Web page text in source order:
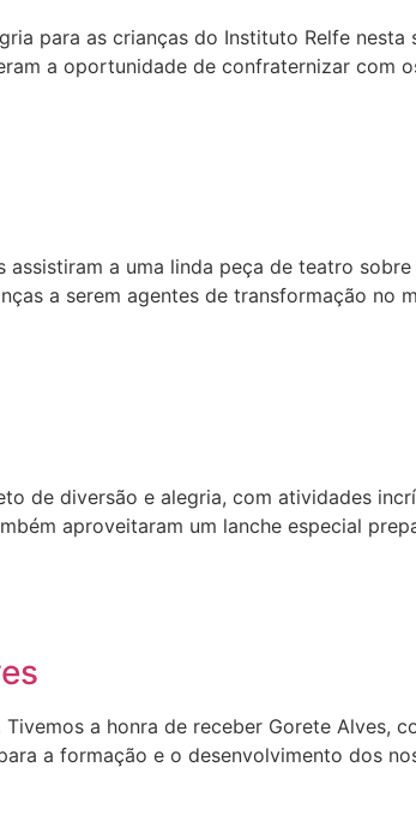
para as crianças do Instituto Relfe nesta
a oportunidade de confraternizar com
a uma linda peça de teatro
a serem agentes de transformação no
de diversão e alegria, com atividades
aproveitaram um lanche especial
a honra de receber Gorete Alves,
a formação e o desenvolvimento dos